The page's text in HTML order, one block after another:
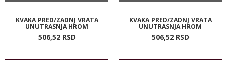
KVAKA PRED/ZADNJ VRATA
UNUTRASNJA HROM
506,52 RSD
KVAKA PRED/ZADNJ VRATA
UNUTRASNJA HROM
506,52 RSD